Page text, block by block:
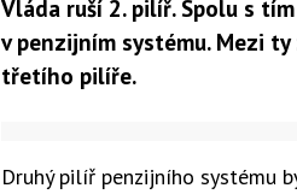
Vláda ruší 2. pilíř. Spolu s
v penzijním systému. Mezi
třetího pilíře.
Druhý pilíř penzijního systému